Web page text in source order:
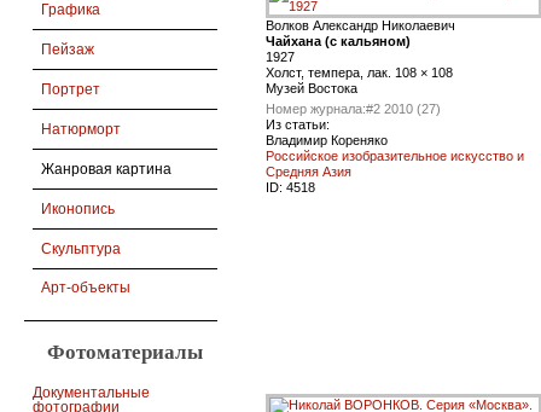
Графика
Пейзаж
Портрет
Натюрморт
Жанровая картина
Иконопись
Скульптура
Арт-объекты
Фотоматериалы
Документальные
фотографии
Волков Александр Николаевич
Чайхана (с кальяном)
1927
Холст, темпера, лак. 108 × 108
Музей Востока
Номер журнала:#2 2010 (27)
Из статьи:
Владимир Кореняко
Российское изобразительное искусство и
Средняя Азия
ID: 4518